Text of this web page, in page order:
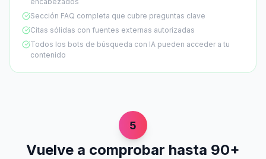
Sección FAQ completa que cubre preguntas clave
Citas sólidas con fuentes externas autorizadas
Todos los bots de búsqueda con IA pueden acceder a tu
contenido
5
Vuelve a comprobar hasta 90+